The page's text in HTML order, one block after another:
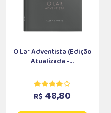
O Lar Adventista (Edição
Atualizada -...
R$ 48,80